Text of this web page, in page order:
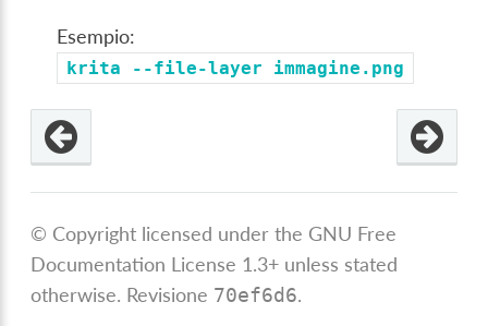
Esempio:
krita --file-layer immagine.png
© Copyright licensed under the GNU Free
Documentation License 1.3+ unless stated
otherwise. Revisione 70ef6d6.